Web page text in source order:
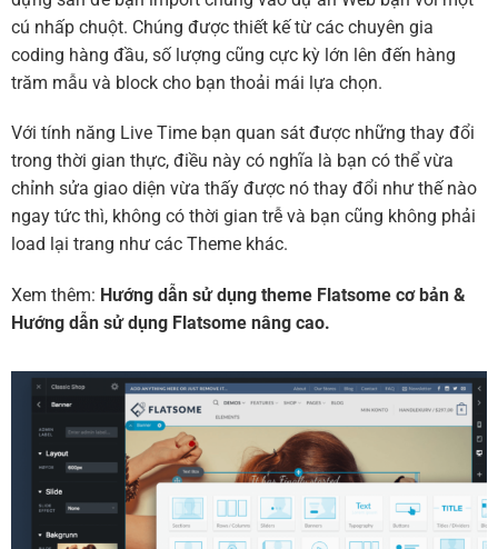
cú nhấp chuột. Chúng được thiết kế từ các chuyên gia
coding hàng đầu, số lượng cũng cực kỳ lớn lên đến hàng
trăm mẫu và block cho bạn thoải mái lựa chọn.
Với tính năng Live Time bạn quan sát được những thay đổi
trong thời gian thực, điều này có nghĩa là bạn có thể vừa
chỉnh sửa giao diện vừa thấy được nó thay đổi như thế nào
ngay tức thì, không có thời gian trễ và bạn cũng không phải
load lại trang như các Theme khác.
Xem thêm: Hướng dẫn sử dụng theme Flatsome cơ bản &
Hướng dẫn sử dụng Flatsome nâng cao.